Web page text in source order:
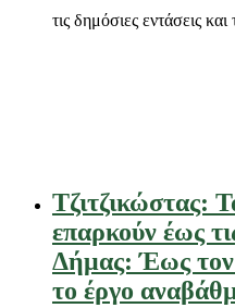
τις δημόσιες εντάσεις
Τζιτζικώστας:
επαρκούν έως
Δήμας: Έως τον
το έργο